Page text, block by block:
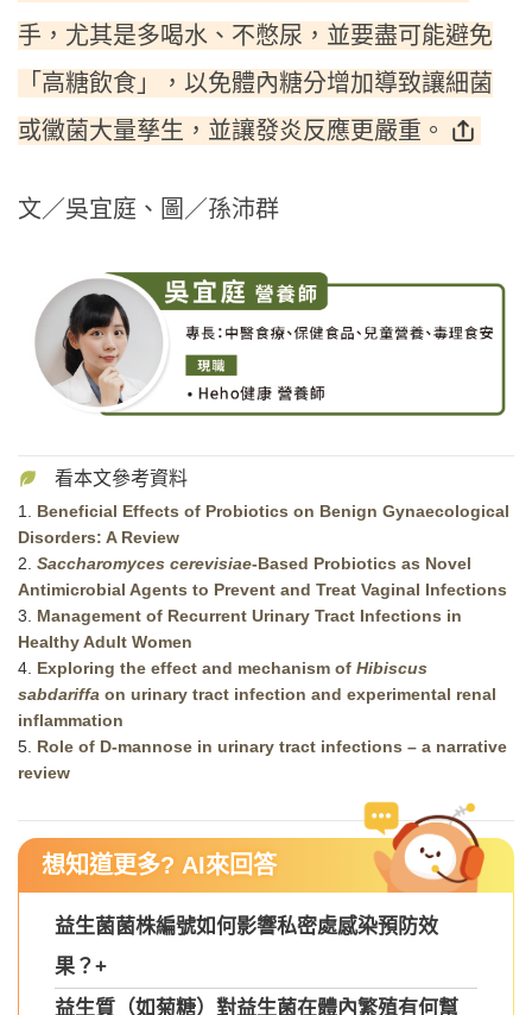
手，尤其是多喝水、不憋尿，並要盡可能避免
「高糖飲食」，以免體內糖分增加導致讓細菌
或黴菌大量孳生，並讓發炎反應更嚴重。
文／吳宜庭、圖／孫沛群
1. Beneficial Effects of Probiotics on Benign Gynaecological
Disorders: A Review
2. Saccharomyces cerevisiae-Based Probiotics as Novel
Antimicrobial Agents to Prevent and Treat Vaginal Infections
3. Management of Recurrent Urinary Tract Infections in
Healthy Adult Women
4. Exploring the effect and mechanism of Hibiscus
sabdariffa on urinary tract infection and experimental renal
inflammation
5. Role of D-mannose in urinary tract infections – a narrative
review
想知道更多? AI來回答
益生菌菌株編號如何影響私密處感染預防效
果？+
益生質（如菊糖）對益生菌在體內繁殖有何幫